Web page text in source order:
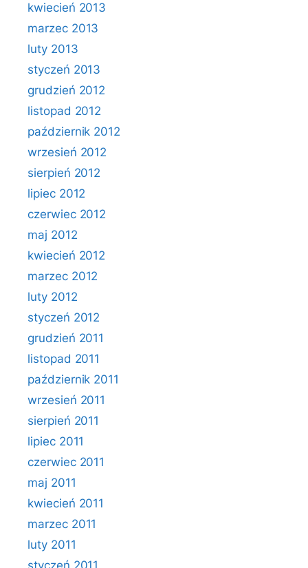
kwiecień 2013
marzec 2013
luty 2013
styczeń 2013
grudzień 2012
listopad 2012
październik 2012
wrzesień 2012
sierpień 2012
lipiec 2012
czerwiec 2012
maj 2012
kwiecień 2012
marzec 2012
luty 2012
styczeń 2012
grudzień 2011
listopad 2011
październik 2011
wrzesień 2011
sierpień 2011
lipiec 2011
czerwiec 2011
maj 2011
kwiecień 2011
marzec 2011
luty 2011
styczeń 2011